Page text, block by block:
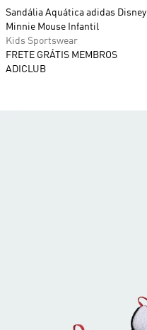
Sandália Aquática adidas Disney
Minnie Mouse Infantil
Kids Sportswear
FRETE GRÁTIS MEMBROS
ADICLUB